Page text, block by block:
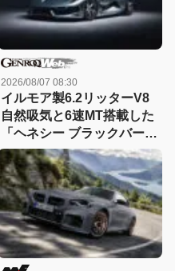
2026/08/07 08:30
イルモア製6.2リッターV8
自然吸気と6速MT搭載した
「ヘネシー ブラックバー
ド」がデビュー【動画】